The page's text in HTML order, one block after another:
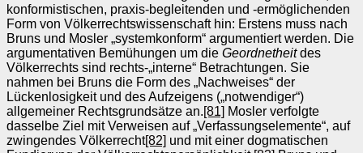
konformistischen, praxis-begleitenden und -ermöglichenden
Form von Völkerrechtswissenschaft hin: Erstens muss nach
Bruns und Mosler „systemkonform“ argumentiert werden. Die
argumentativen Bemühungen um die Geordnetheitdes
Völkerrechts sind rechts-„interne“ Betrachtungen. Sie
nahmen bei Bruns die Form des „Nachweises“ der
Lückenlosigkeit und des Aufzeigens („notwendiger“)
allgemeiner Rechtsgrundsätze an.[81] Mosler verfolgte
dasselbe Ziel mit Verweisen auf „Verfassungselemente“, auf
zwingendes Völkerrecht[82] und mit einer dogmatischen